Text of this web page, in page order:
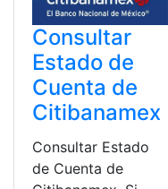
Consultar
Estado de
Cuenta de
Citibanamex
Consultar Estado
de Cuenta de